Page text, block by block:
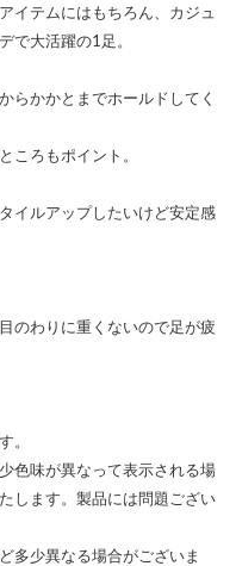
イテムにはもちろん、カジュ
で大活躍の1足。
らかかとまでホールドしてく
ころもポイント。
イルアップしたいけど安定感
のわりに重くないので足が疲
。
色味が異なって表示される場
します。製品には問題ござい
多少異なる場合がございま